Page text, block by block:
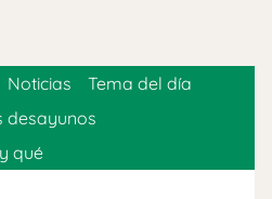
Noticias
Tema del día
desayunos
qué